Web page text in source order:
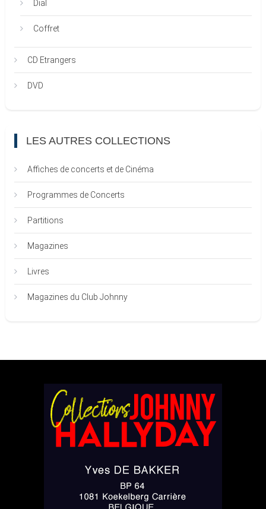
Dial
Coffret
CD Etrangers
DVD
LES AUTRES COLLECTIONS
Affiches de concerts et de Cinéma
Programmes de Concerts
Partitions
Magazines
Livres
Magazines du Club Johnny